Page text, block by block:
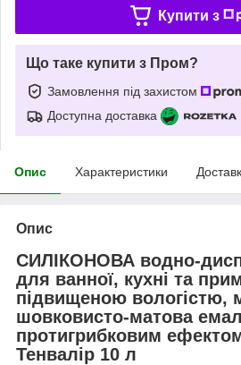
Купити з
Що таке купити з Пром?
Замовлення під захистом
Доступна доставка
Опис Характеристики
Опис
СИЛІКОНОВА водно-
для ванної, кухні та
підвищеною вологістю,
шовковисто-матова
протигрибковим
Тенвалір 10 л